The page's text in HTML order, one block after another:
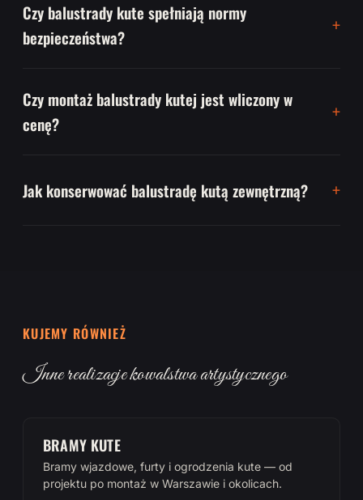
Czy balustrady kute spełniają normy
bezpieczeństwa?
Czy montaż balustrady kutej jest wliczony w
cenę?
Jak konserwować balustradę kutą zewnętrzną?
KUJEMY RÓWNIEŻ
Inne realizacje kowalstwa artystycznego
BRAMY KUTE
Bramy wjazdowe, furty i ogrodzenia kute — od
projektu po montaż w Warszawie i okolicach.